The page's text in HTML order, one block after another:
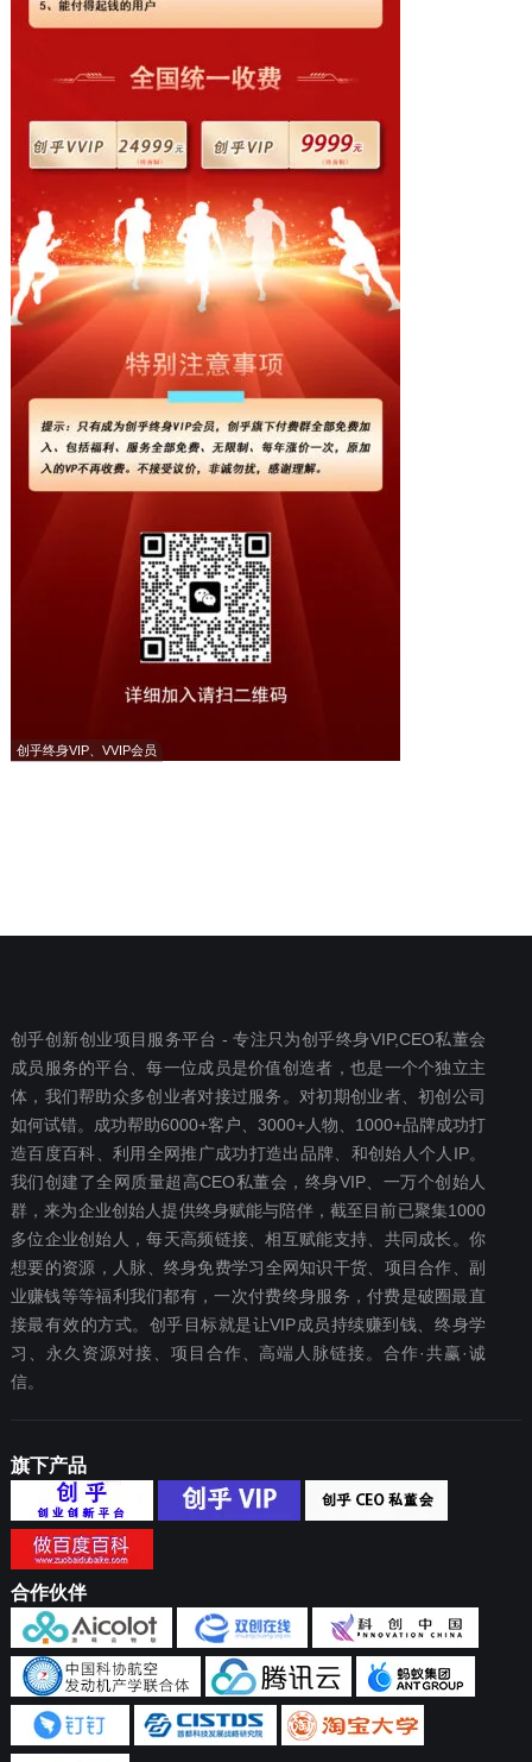
创乎终身VIP、VVIP会员
创乎创新创业项目服务平台 - 专注只为创乎终身VIP,CEO私董会
成员服务的平台、每一位成员是价值创造者，也是一个个独立主
体，我们帮助众多创业者对接过服务。对初期创业者、初创公司
如何试错。成功帮助6000+客户、3000+人物、1000+品牌成功打
造百度百科、利用全网推广成功打造出品牌、和创始人个人IP。
我们创建了全网质量超高CEO私董会，终身VIP、一万个创始人
群，来为企业创始人提供终身赋能与陪伴，截至目前已聚集1000
多位企业创始人，每天高频链接、相互赋能支持、共同成长。你
想要‬的资源，人脉、终身免费学习全网知识干货、项目合作、副
业赚钱等等福利我们都‬有，一次付费终‬身服务，付费是破圈最‬直
接最有效‬的方式。创乎目标就是让VIP成员持续赚到钱、终身学
习、永久资源对接、项目合作、高端人脉链接。合作·共赢·诚
信。
旗下产品
合作伙伴